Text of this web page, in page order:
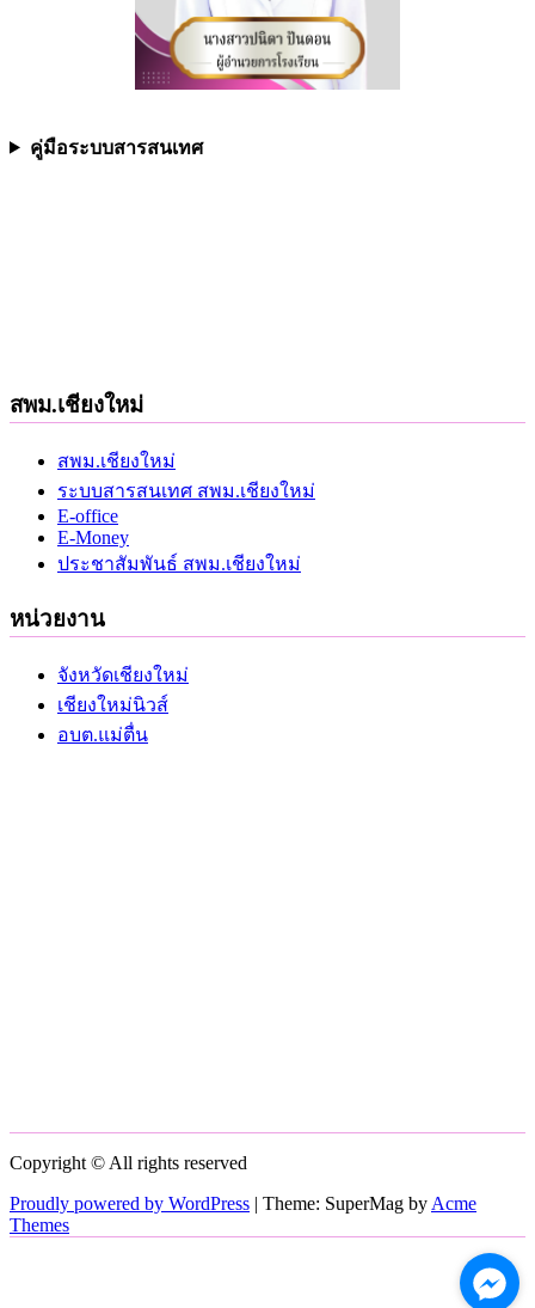
คู่มือระบบสารสนเทศ
สพม.เชียงใหม่
สพม.เชียงใหม่
ระบบสารสนเทศ สพม.เชียงใหม่
E-office
E-Money
ประชาสัมพันธ์ สพม.เชียงใหม่
หน่วยงาน
จังหวัดเชียงใหม่
เชียงใหม่นิวส์
อบต.แม่ตื่น
Copyright © All rights reserved
Proudly powered by WordPress | Theme: SuperMag by Acme
Themes